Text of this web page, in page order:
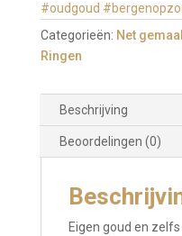
#oudgoud
Categorieën: Net
Ringen
Beschrijving
Beoordelingen (0)
Eigen goud en